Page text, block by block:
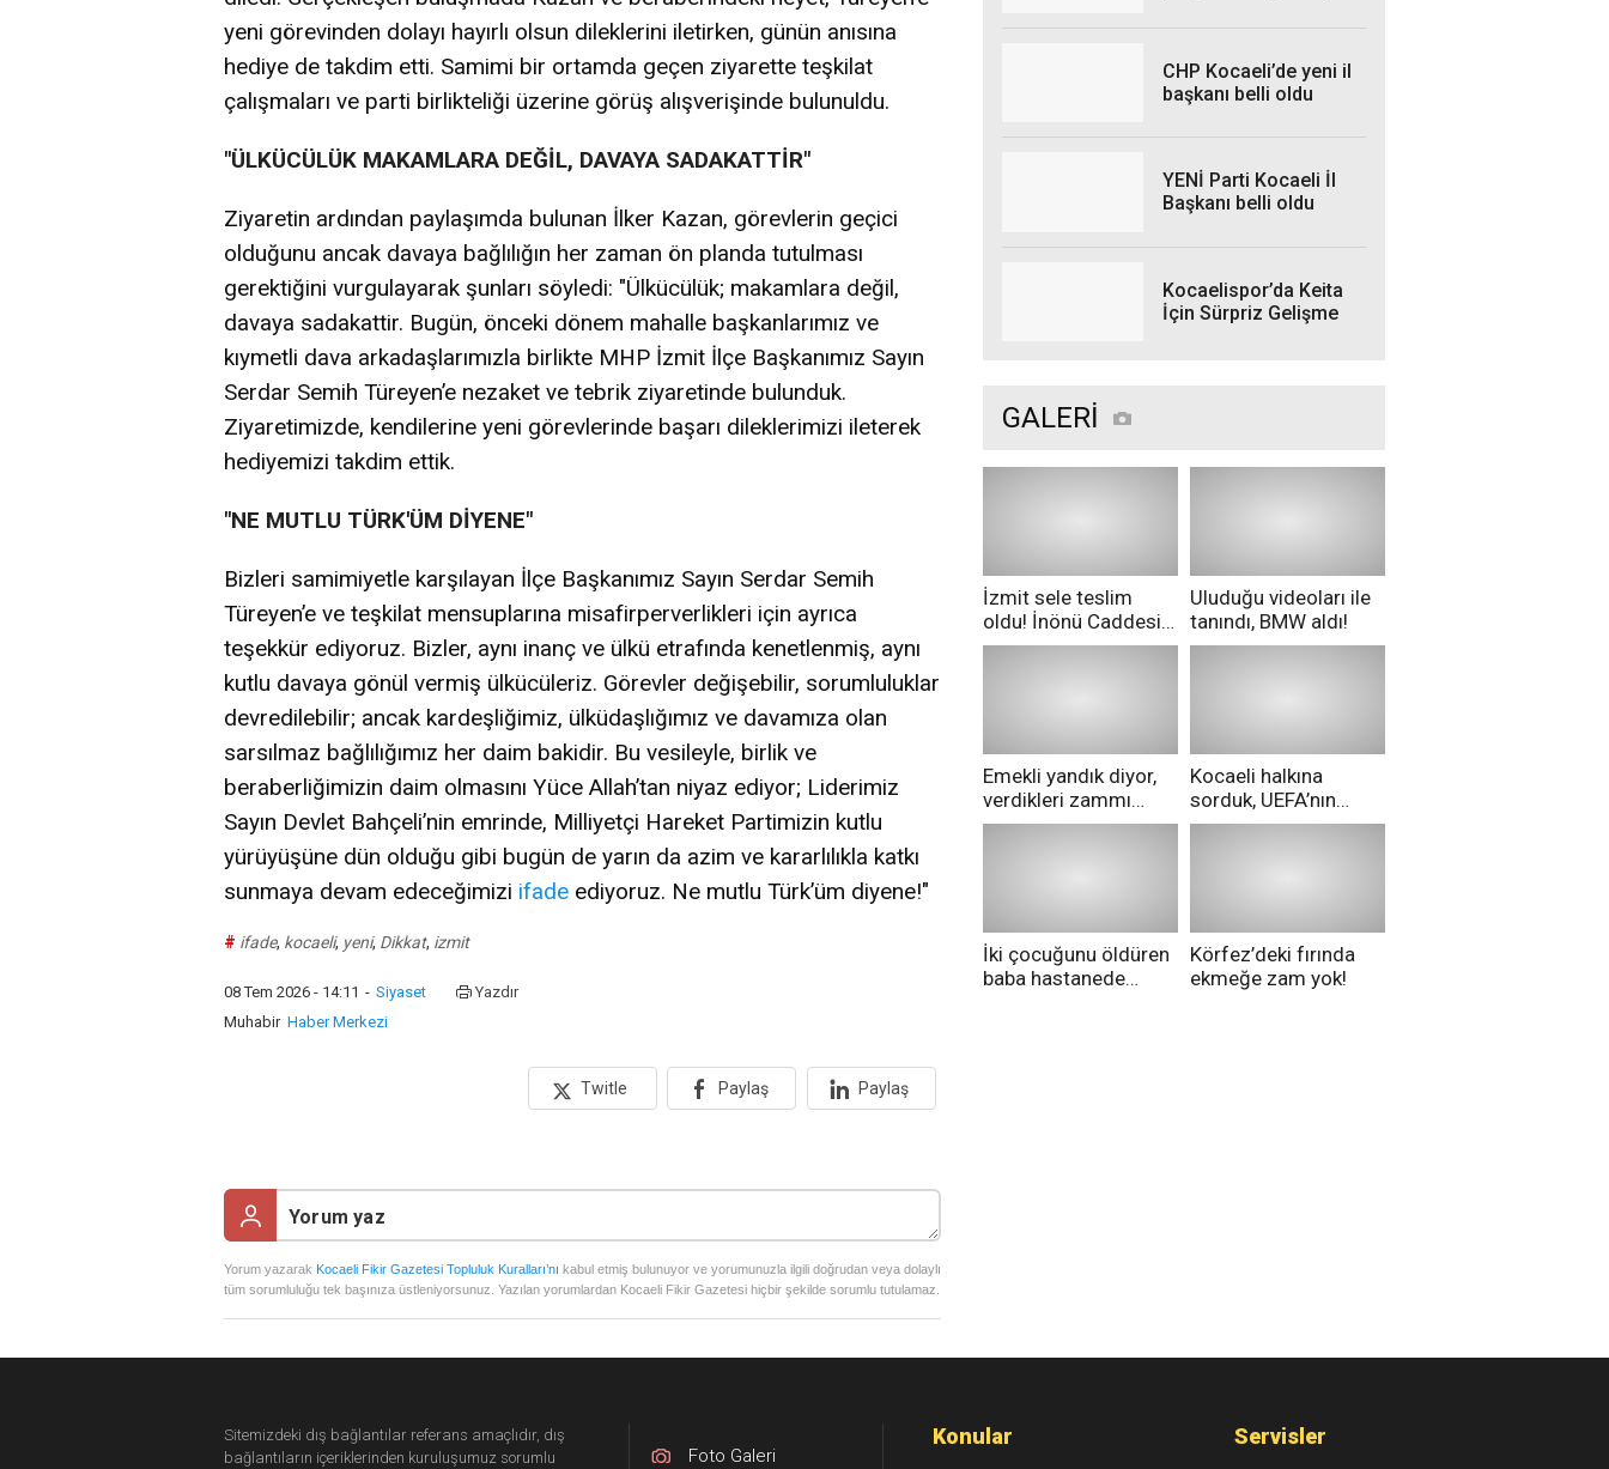
yeni görevinden dolayı hayırlı olsun dileklerini iletirken, günün anısına
hediye de takdim etti. Samimi bir ortamda geçen ziyarette teşkilat
çalışmaları ve parti birlikteliği üzerine görüş alışverişinde bulunuldu.
"ÜLKÜCÜLÜK MAKAMLARA DEĞİL, DAVAYA SADAKATTİR"
Ziyaretin ardından paylaşımda bulunan İlker Kazan, görevlerin geçici
olduğunu ancak davaya bağlılığın her zaman ön planda tutulması
gerektiğini vurgulayarak şunları söyledi: "Ülkücülük; makamlara değil,
davaya sadakattir. Bugün, önceki dönem mahalle başkanlarımız ve
kıymetli dava arkadaşlarımızla birlikte MHP İzmit İlçe Başkanımız Sayın
Serdar Semih Türeyen’e nezaket ve tebrik ziyaretinde bulunduk.
Ziyaretimizde, kendilerine yeni görevlerinde başarı dileklerimizi ileterek
hediyemizi takdim ettik.
"NE MUTLU TÜRK'ÜM DİYENE"
Bizleri samimiyetle karşılayan İlçe Başkanımız Sayın Serdar Semih
Türeyen’e ve teşkilat mensuplarına misafirperverlikleri için ayrıca
teşekkür ediyoruz. Bizler, aynı inanç ve ülkü etrafında kenetlenmiş, aynı
kutlu davaya gönül vermiş ülkücüleriz. Görevler değişebilir, sorumluluklar
devredilebilir; ancak kardeşliğimiz, ülküdaşlığımız ve davamıza olan
sarsılmaz bağlılığımız her daim bakidir. Bu vesileyle, birlik ve
beraberliğimizin daim olmasını Yüce Allah’tan niyaz ediyor; Liderimiz
Sayın Devlet Bahçeli’nin emrinde, Milliyetçi Hareket Partimizin kutlu
yürüyüşüne dün olduğu gibi bugün de yarın da azim ve kararlılıkla katkı
sunmaya devam edeceğimizi ifade ediyoruz. Ne mutlu Türk’üm diyene!"
# ifade, kocaeli, yeni, Dikkat, izmit
08 Tem 2026 - 14:11 - Siyaset
Yazdır
Muhabir Haber Merkezi
Twitle Paylaş Paylaş
Yorum yazarak Kocaeli Fikir Gazetesi Topluluk Kuralları’nı kabul etmiş bulunuyor ve yorumunuzla ilgili doğrudan veya dolaylı
tüm sorumluluğu tek başınıza üstleniyorsunuz. Yazılan yorumlardan Kocaeli Fikir Gazetesi hiçbir şekilde sorumlu tutulamaz.
CHP Kocaeli’de yeni il
başkanı belli oldu
YENİ Parti Kocaeli İl
Başkanı belli oldu
Kocaelispor’da Keita
İçin Sürpriz Gelişme
GALERİ
İzmit sele teslim
oldu! İnönü Caddesi
göle döndü!
Uluduğu videoları ile
tanındı, BMW aldı!
Emekli yandık diyor,
verdikleri zammı
pazarda geri aldılar!
Kocaeli halkına
sorduk, UEFA’nın
Merih Demiral kararı
İki çocuğunu öldüren
baba hastanede
Körfez’deki fırında
ekmeğe zam yok!
Sitemizdeki dış bağlantılar referans amaçlıdır, dış
bağlantıların içeriklerinden kuruluşumuz sorumlu Foto Galeri
Konular Servisler